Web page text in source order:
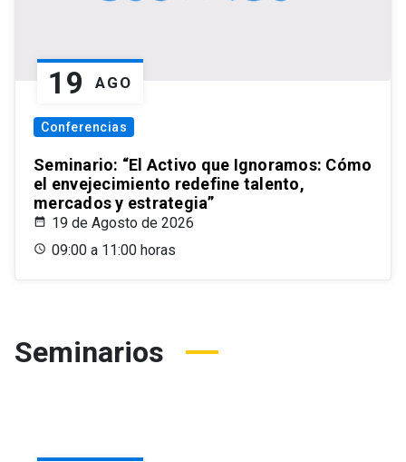
19 AGO
Conferencias
Seminario: “El Activo que Ignoramos: Cómo
el envejecimiento redefine talento,
mercados y estrategia”
19 de Agosto de 2026
09:00 a 11:00 horas
Seminarios